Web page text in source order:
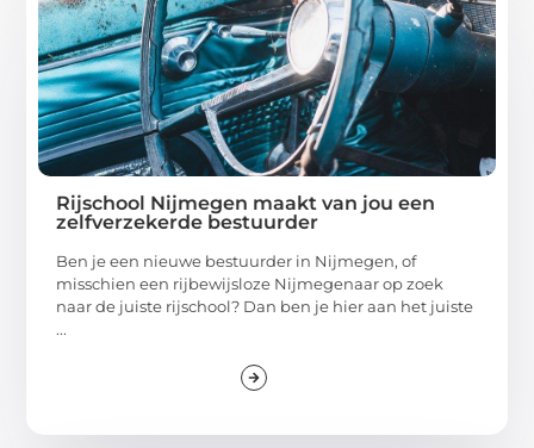
Rijschool Nijmegen maakt van jou een
zelfverzekerde bestuurder
Ben je een nieuwe bestuurder in Nijmegen, of
misschien een rijbewijsloze Nijmegenaar op zoek
naar de juiste rijschool? Dan ben je hier aan het juiste
...